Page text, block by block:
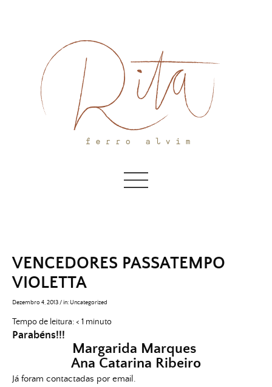
VENCEDORES PASSATEMPO
VIOLETTA
Dezembro 4, 2013/in: Uncategorized
Tempo de leitura:< 1 minuto
Parabéns!!!
Margarida Marques
Ana Catarina Ribeiro
Já foram contactadas por email.